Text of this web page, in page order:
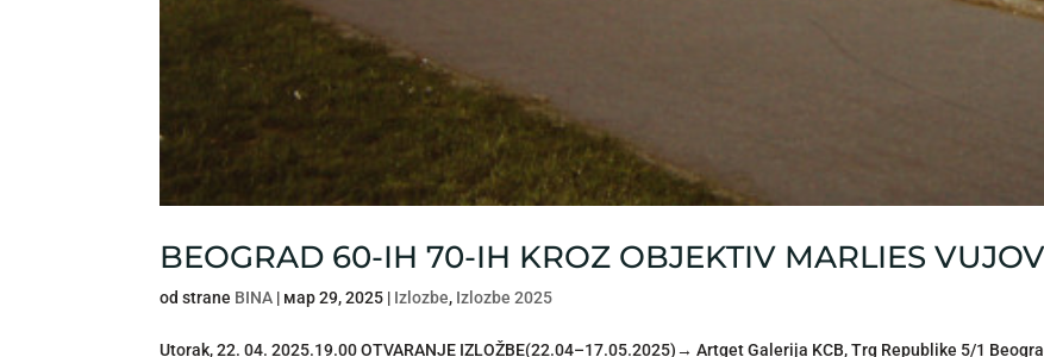
BEOGRAD 60-IH 70-IH KROZ OBJEKTIV MARLIES
od strane BINA | мар 29, 2025 | Izlozbe, Izlozbe 2025
Utorak, 22. 04. 2025.19.00 OTVARANJE IZLOŽBE(22.04–17.05.2025)→ Artget Galerija KCB, Trg Republike 5/1